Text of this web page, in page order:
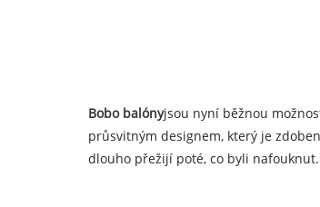
Bobo balónyjsou nyní běžnou
průsvitným designem, který je
dlouho přežijí poté, co byli